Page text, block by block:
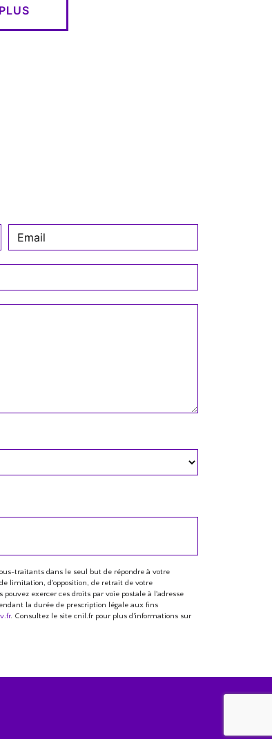
traitants dans le seul but de répondre à votre
limitation, d’opposition, de retrait de votre
exercer ces droits par voie postale à l'adresse
la durée de prescription légale aux fins
. Consultez le site cnil.fr pour plus d’informations sur